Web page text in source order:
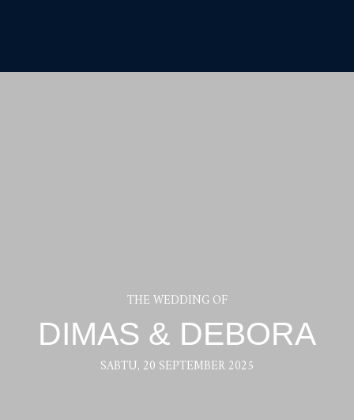
THE WEDDING OF
DIMAS & DEBORA
SABTU, 20 SEPTEMBER 2025